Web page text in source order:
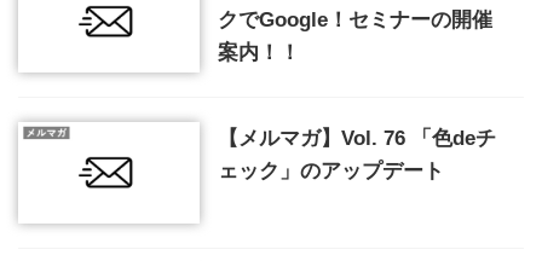
クでGoogle！セミナーの開催
案内！！
【メルマガ】Vol. 76 「色deチ
ェック」のアップデート